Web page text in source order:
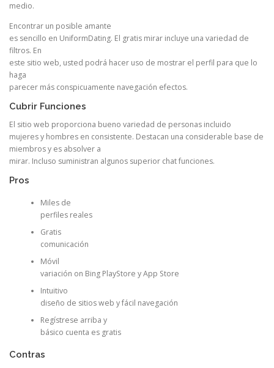
medio.
Encontrar un posible amante
es sencillo en UniformDating. El gratis mirar incluye una variedad de
filtros. En
este sitio web, usted podrá hacer uso de mostrar el perfil para que lo
haga
parecer más conspicuamente navegación efectos.
Cubrir Funciones
El sitio web proporciona bueno variedad de personas incluido
mujeres y hombres en consistente. Destacan una considerable base de
miembros y es absolver a
mirar. Incluso suministran algunos superior chat funciones.
Pros
Miles de
perfiles reales
Gratis
comunicación
Móvil
variación on Bing PlayStore y App Store
Intuitivo
diseño de sitios web y fácil navegación
Regístrese arriba y
básico cuenta es gratis
Contras